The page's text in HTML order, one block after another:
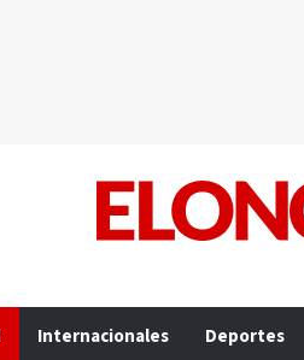
Internacionales Deportes